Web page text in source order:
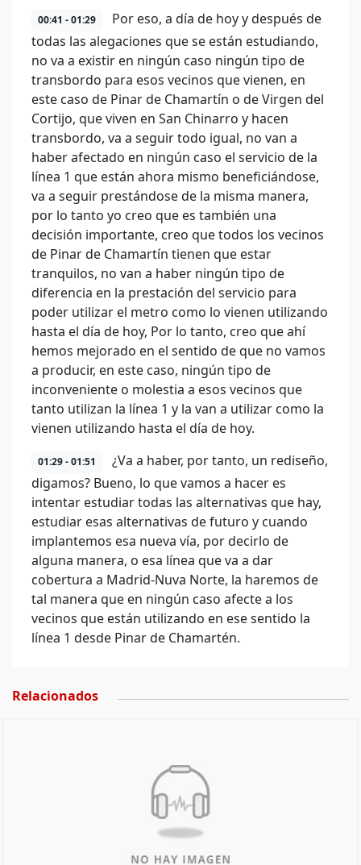
00:41 - 01:29
Por eso, a día de hoy y después de
todas las alegaciones que se están estudiando,
no va a existir en ningún caso ningún tipo de
transbordo para esos vecinos que vienen, en
este caso de Pinar de Chamartín o de Virgen del
Cortijo, que viven en San Chinarro y hacen
transbordo, va a seguir todo igual, no van a
haber afectado en ningún caso el servicio de la
línea 1 que están ahora mismo beneficiándose,
va a seguir prestándose de la misma manera,
por lo tanto yo creo que es también una
decisión importante, creo que todos los vecinos
de Pinar de Chamartín tienen que estar
tranquilos, no van a haber ningún tipo de
diferencia en la prestación del servicio para
poder utilizar el metro como lo vienen utilizando
hasta el día de hoy, Por lo tanto, creo que ahí
hemos mejorado en el sentido de que no vamos
a producir, en este caso, ningún tipo de
inconveniente o molestia a esos vecinos que
tanto utilizan la línea 1 y la van a utilizar como la
vienen utilizando hasta el día de hoy.
01:29 - 01:51
¿Va a haber, por tanto, un rediseño,
digamos? Bueno, lo que vamos a hacer es
intentar estudiar todas las alternativas que hay,
estudiar esas alternativas de futuro y cuando
implantemos esa nueva vía, por decirlo de
alguna manera, o esa línea que va a dar
cobertura a Madrid-Nuva Norte, la haremos de
tal manera que en ningún caso afecte a los
vecinos que están utilizando en ese sentido la
línea 1 desde Pinar de Chamartén.
Relacionados